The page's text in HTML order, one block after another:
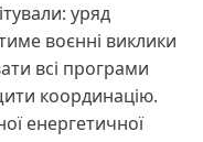
уряд
воєнні виклики
всі програми
координацію.
енергетичної